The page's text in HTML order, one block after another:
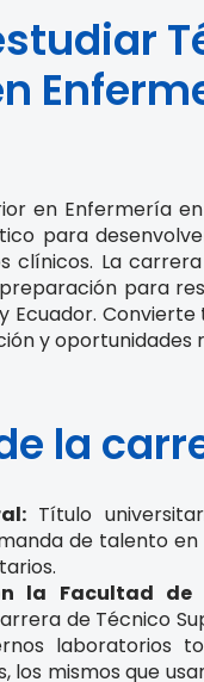
en Enfermería
para
clínicos. La
para
Ecuador.
y oportunidades
la
Título
de talento
la Facultad de
de Técnico
laboratorios
los mismos que